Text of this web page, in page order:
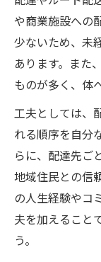
や商業施設への
少ないため、未
あります。また
ものが多く、体
工夫としては、
れる順序を自分
らに、配達先ご
地域住民との信
の人生経験やコ
夫を加えること
う。